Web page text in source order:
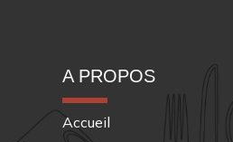
A PROPOS
Accueil